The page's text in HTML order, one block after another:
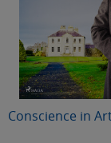
Conscience in